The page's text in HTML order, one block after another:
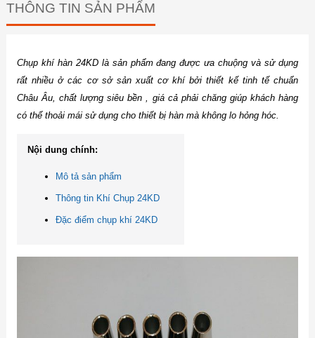
THÔNG TIN SẢN PHẨM
Chụp khí hàn 24KD là sản phẩm đang được ưa chuộng và sử dụng
rất nhiều ở các cơ sở sản xuất cơ khí bởi thiết kế tinh tế chuẩn
Châu Âu, chất lượng siêu bền , giá cả phải chăng giúp khách hàng
có thể thoải mái sử dụng cho thiết bị hàn mà không lo hỏng hóc.
Nội dung chính:
Mô tả sản phẩm
Thông tin Khí Chụp 24KD
Đặc điểm chụp khí 24KD